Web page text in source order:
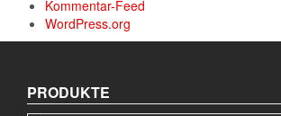
Kommentar-Feed
WordPress.org
PRODUKTE